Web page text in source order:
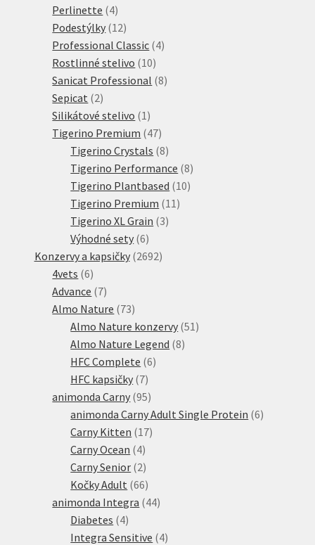
produktů
Perlinette 44
produkty
Podestýlky 1212
produktů
Professional Classic 44
Rostlinné stelivo 1010
produktů
Sanicat Professional 88
Sepicat 22
produkty
Silikátové stelivo 1 1
produkt
Tigerino Premium 4747
produktů
Tigerino Crystals 88
produktů
Tigerino Performance 88
produktů
Tigerino Plantbased 1010
Tigerino Premium 11 11
Tigerino XL Grain 33
Výhodné sety 66
produktů
Konzervy a kapsičky 26922692
4vets 66
produktů
Advance 77
produktů
Almo Nature 7373
produktů
Almo Nature konzervy 51 51
Almo Nature Legend 88
HFC Complete 66
HFC kapsičky 77
produktů
animonda Carny 9595
produktů
animonda Carny Adult Single Protein 66
Carny Kitten 1717
Carny Ocean 44
produkty
Carny Senior 22
produkty
Kočky Adult 6666
produktů
animonda Integra 4444
Diabetes 44
produkty
Integra Sensitive 44